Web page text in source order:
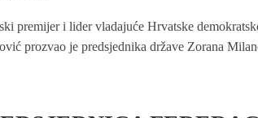
premijer i lider vladajuće Hrvatske
prozvao je predsjednika države Zorana